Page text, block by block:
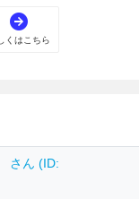
さん (ID: